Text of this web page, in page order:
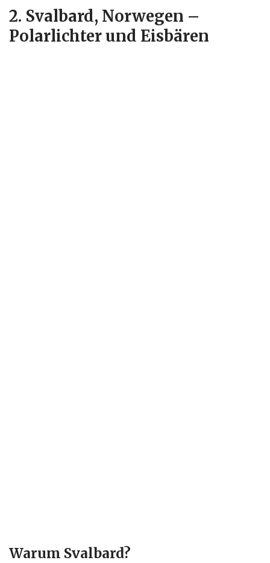
2. Svalbard, Norwegen –
Polarlichter und Eisbären
Warum Svalbard?